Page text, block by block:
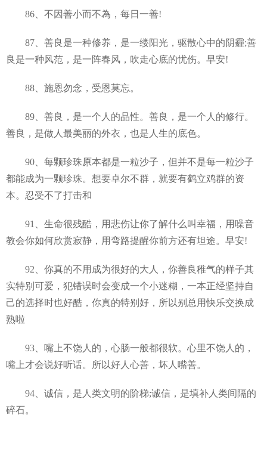
86、不因善小而不為，每日一善!
87、善良是一种修养，是一缕阳光，驱散心中的阴霾;善
良是一种风范，是一阵春风，吹走心底的忧伤。早安!
88、施恩勿念，受恩莫忘。
89、善良，是一个人的品性。善良，是一个人的修行。
善良，是做人最美丽的外衣，也是人生的底色。
90、每颗珍珠原本都是一粒沙子，但并不是每一粒沙子
都能成为一颗珍珠。想要卓尔不群，就要有鹤立鸡群的资
本。忍受不了打击和
91、生命很残酷，用悲伤让你了解什么叫幸福，用噪音
教会你如何欣赏寂静，用弯路提醒你前方还有坦途。早安!
92、你真的不用成为很好的大人，你善良稚气的样子其
实特别可爱，犯错误时会变成一个小迷糊，一本正经坚持自
己的选择时也好酷，你真的特别好，所以别总用快乐交换成
熟啦
93、嘴上不饶人的，心肠一般都很软。心里不饶人的，
嘴上才会说好听话。所以好人心善，坏人嘴善。
94、诚信，是人类文明的阶梯;诚信，是填补人类间隔的
碎石。